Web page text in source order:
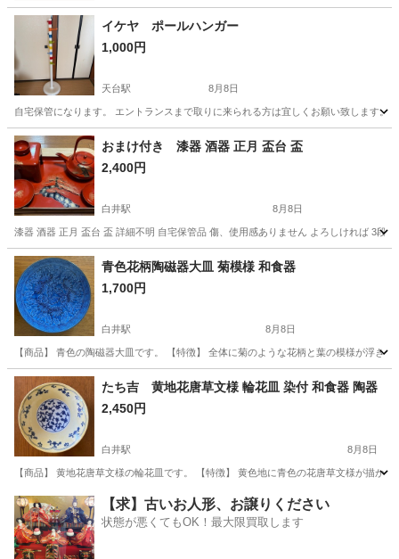
イケヤ ポールハンガー
1,000円
天台駅 8月8日
自宅保管になります。 エントランスまで取りに来られる方は宜しくお願い致します。
千葉 千葉市 天台駅 その他 イケヤ
おまけ付き 漆器 酒器 正月 盃台 盃
2,400円
白井駅 8月8日
漆器 酒器 正月 盃台 盃 詳細不明 自宅保管品 傷、使用感ありません よろしければ 3段
千葉 白井市 白井駅 食器 漆器
青色花柄陶磁器大皿 菊模様 和食器
1,700円
白井駅 8月8日
【商品】 青色の陶磁器大皿です。 【特徴】 全体に菊のような花柄と葉の模様が浮き
千葉 白井市 白井駅 食器 青色
たち吉 黄地花唐草文様 輪花皿 染付 和食器 陶器
2,450円
白井駅 8月8日
【商品】 黄地花唐草文様の輪花皿です。 【特徴】 黄色地に青色の花唐草文様が描か
千葉 白井市 白井駅 食器 黄地
【求】古いお人形、お譲りください
状態が悪くてもOK！最大限買取します